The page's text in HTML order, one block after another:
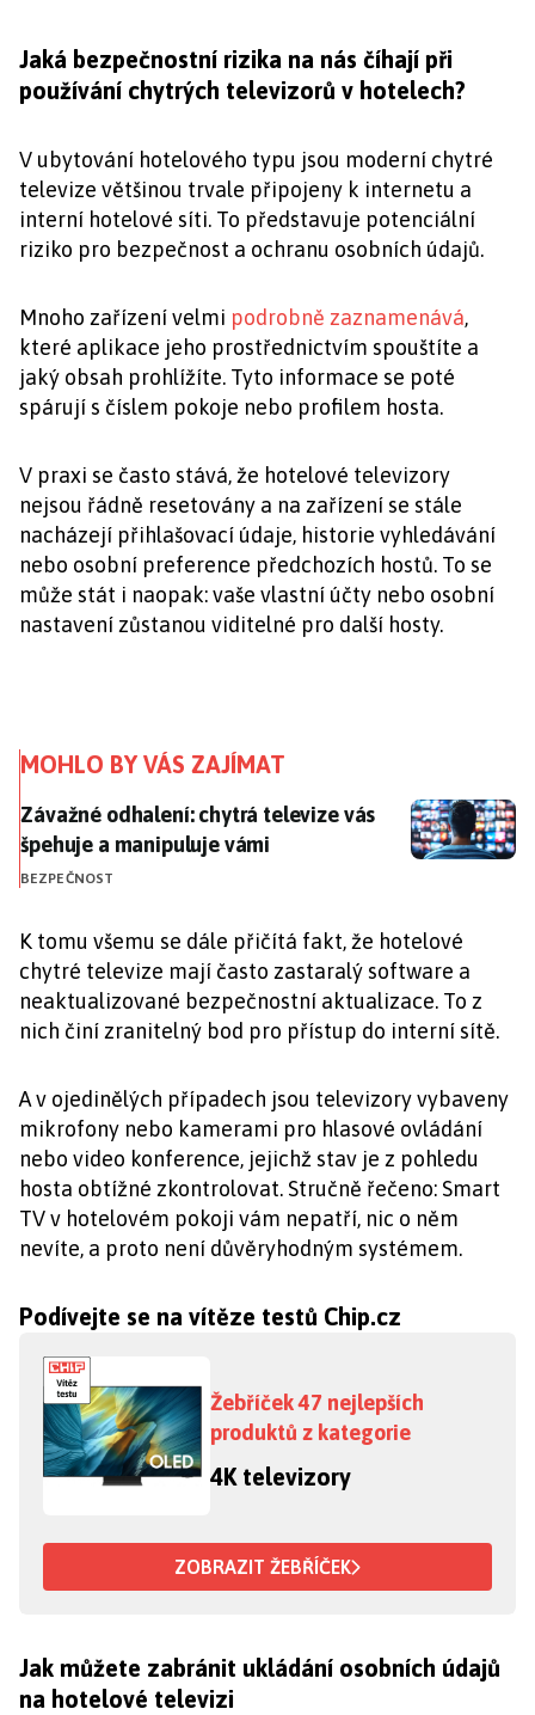
Jaká bezpečnostní rizika na nás číhají při
používání chytrých televizorů v hotelech?
V ubytování hotelového typu jsou moderní chytré
televize většinou trvale připojeny k internetu a
interní hotelové síti. To představuje potenciální
riziko pro bezpečnost a ochranu osobních údajů.
Mnoho zařízení velmi podrobně zaznamenává,
které aplikace jeho prostřednictvím spouštíte a
jaký obsah prohlížíte. Tyto informace se poté
spárují s číslem pokoje nebo profilem hosta.
V praxi se často stává, že hotelové televizory
nejsou řádně resetovány a na zařízení se stále
nacházejí přihlašovací údaje, historie vyhledávání
nebo osobní preference předchozích hostů. To se
může stát i naopak: vaše vlastní účty nebo osobní
nastavení zůstanou viditelné pro další hosty.
MOHLO BY VÁS ZAJÍMAT
Závažné odhalení: chytrá televize vás špehuje a
Závažné odhalení: chytrá televize vás
špehuje a manipuluje vámi
BEZPEČNOST
K tomu všemu se dále přičítá fakt, že hotelové
chytré televize mají často zastaralý software a
neaktualizované bezpečnostní aktualizace. To z
nich činí zranitelný bod pro přístup do interní sítě.
A v ojedinělých případech jsou televizory vybaveny
mikrofony nebo kamerami pro hlasové ovládání
nebo video konference, jejichž stav je z pohledu
hosta obtížné zkontrolovat. Stručně řečeno: Smart
TV v hotelovém pokoji vám nepatří, nic o něm
nevíte, a proto není důvěryhodným systémem.
Podívejte se na vítěze testů Chip.cz
Žebříček 47 nejlepších
produktů z kategorie
4K televizory
ZOBRAZIT ŽEBŘÍČEK
Jak můžete zabránit ukládání osobních údajů
na hotelové televizi